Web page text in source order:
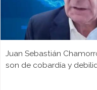
Juan Sebastián
son de cobardía y